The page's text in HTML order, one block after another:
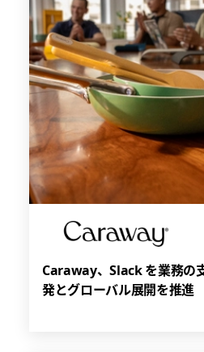
Caraway、Slack を業務の
発とグローバル展開を推進